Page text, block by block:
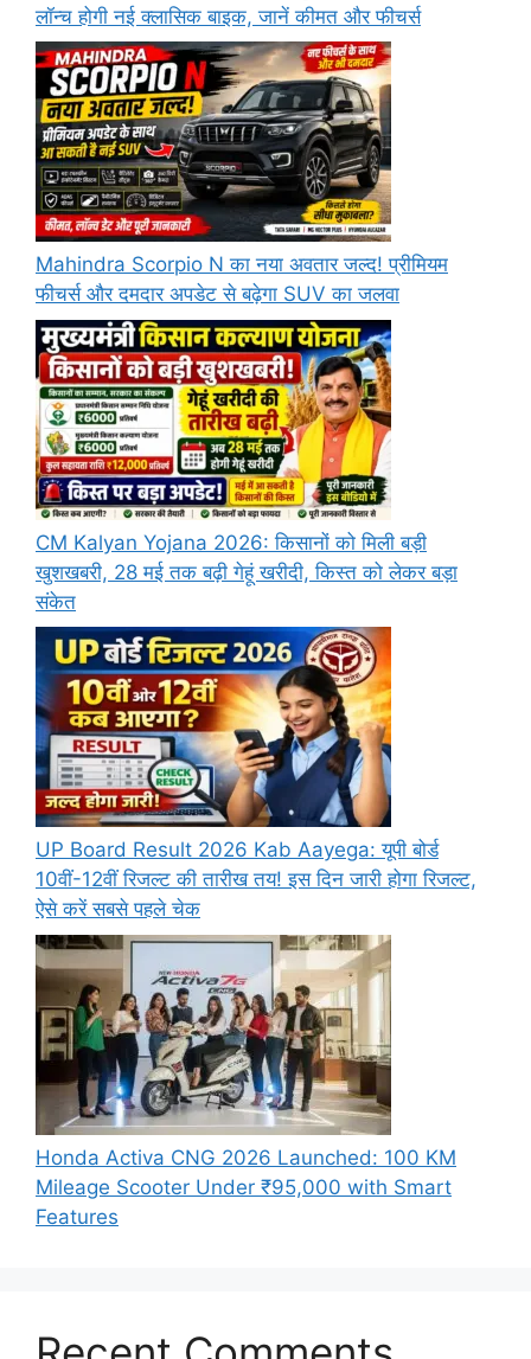
लॉन्च होगी नई क्लासिक बाइक, जानें कीमत और फीचर्स
Mahindra Scorpio N का नया अवतार जल्द! प्रीमियम
फीचर्स और दमदार अपडेट से बढ़ेगा SUV का जलवा
CM Kalyan Yojana 2026: किसानों को मिली बड़ी
खुशखबरी, 28 मई तक बढ़ी गेहूं खरीदी, किस्त को लेकर बड़ा
संकेत
UP Board Result 2026 Kab Aayega: यूपी बोर्ड
10वीं-12वीं रिजल्ट की तारीख तय! इस दिन जारी होगा रिजल्ट,
ऐसे करें सबसे पहले चेक
Honda Activa CNG 2026 Launched: 100 KM
Mileage Scooter Under ₹95,000 with Smart
Features